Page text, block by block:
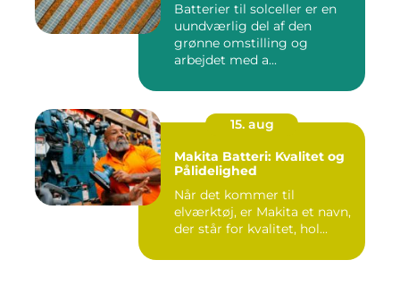
Batterier til solceller er en
uundværlig del af den
grønne omstilling og
arbejdet med a...
15. aug
Makita Batteri: Kvalitet og
Pålidelighed
Når det kommer til
elværktøj, er Makita et navn,
der står for kvalitet, hol...